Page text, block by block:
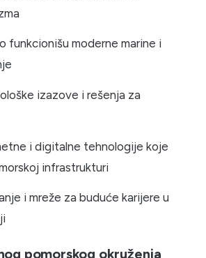
funkcionišu moderne marine i
izazove i rešenja za
i digitalne tehnologije koje
infrastrukturi
i mreže za buduće karijere u
pomorskog okruženja